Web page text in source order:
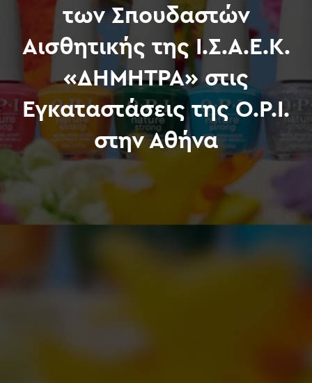
των Σπουδαστών
Αισθητικής της Ι.Σ.Α.Ε.Κ.
«ΔΗΜΗΤΡΑ» στις
Εγκαταστάσεις της O.P.I.
στην Αθήνα